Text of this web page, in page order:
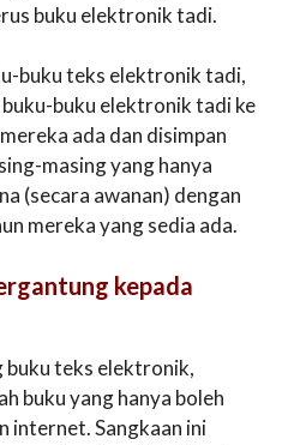
buku elektronik tadi.
buku teks elektronik tadi,
buku elektronik tadi ke
ada dan disimpan
masing yang hanya
(secara awanan) dengan
mereka yang sedia ada.
kepada
buku teks elektronik,
buku yang hanya boleh
internet. Sangkaan ini